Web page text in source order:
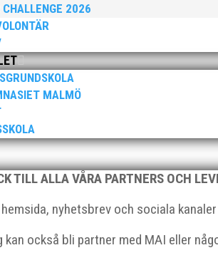
2026
MALMÖ
TILL ALLA VÅRA PARTNERS OCH
hemsida, nyhetsbrev och sociala
också bli partner med MAI eller
arbetar med verksamhetsplanen
situation för att identifiera möjligheter
att utvecklas genom att svara på 12